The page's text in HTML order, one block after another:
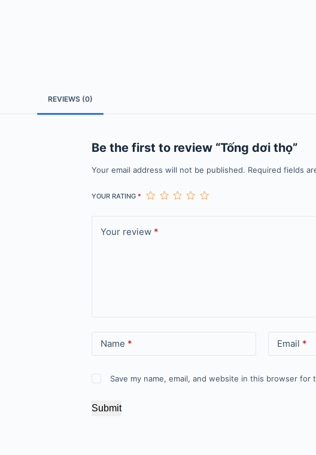
REVIEWS (0)
Be the first to review “Tống dơi thọ”
Your email address will not be published. Required fields
YOUR RATING*
Your review *
Name * Email *
Save my name, email, and website in this browser for
Submit